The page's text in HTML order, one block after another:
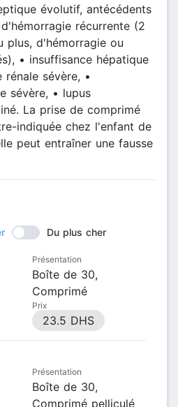
évolutif, antécédents
récurrente (2
plus, d'hémorragie ou
• insuffisance hépatique
rénale sévère, •
sévère, • lupus
La prise de comprimé
indiquée chez l'enfant de
peut entraîner une fausse
Du plus cher
Présentation
Boîte de 30,
Comprimé
Prix
23.5 DHS
Présentation
Boîte de 30,
Comprimé pelliculé